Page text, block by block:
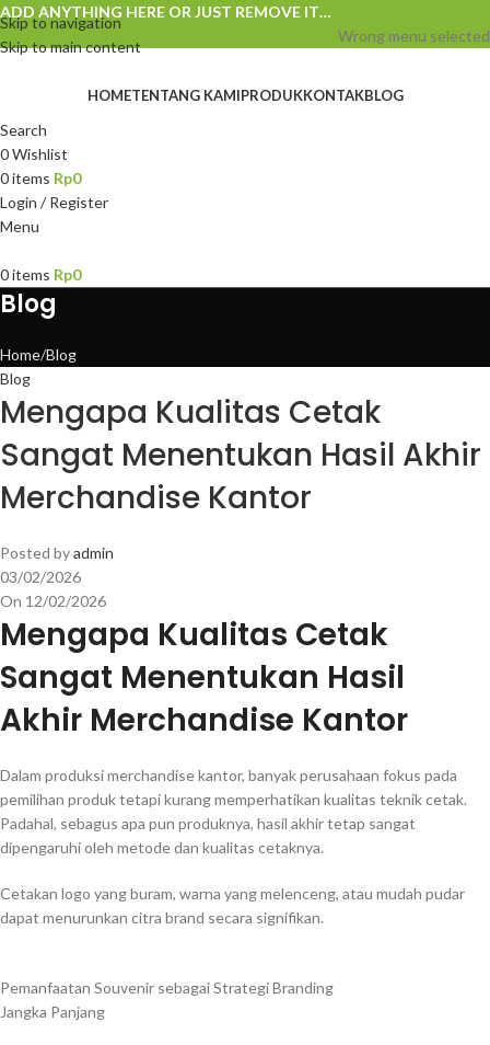
Skip to navigation
Skip to main content
ADD ANYTHING HERE OR JUST REMOVE IT…
Wrong menu selected
HOMETENTANG KAMIPRODUKKONTAKBLOG
Search
0Wishlist
0items Rp0
Login / Register
Menu
0items Rp0
Blog
Home Blog
Blog
Mengapa Kualitas Cetak
Sangat Menentukan Hasil Akhir
Merchandise Kantor
Posted byadmin
03/02/2026
On 12/02/2026
Mengapa Kualitas Cetak
Sangat Menentukan Hasil
Akhir Merchandise Kantor
Dalam produksi merchandise kantor, banyak perusahaan fokus pada
pemilihan produk tetapi kurang memperhatikan kualitas teknik cetak.
Padahal, sebagus apa pun produknya, hasil akhir tetap sangat
dipengaruhi oleh metode dan kualitas cetaknya.
Cetakan logo yang buram, warna yang melenceng, atau mudah pudar
dapat menurunkan citra brand secara signifikan.
Pemanfaatan Souvenir sebagai Strategi Branding
Jangka Panjang